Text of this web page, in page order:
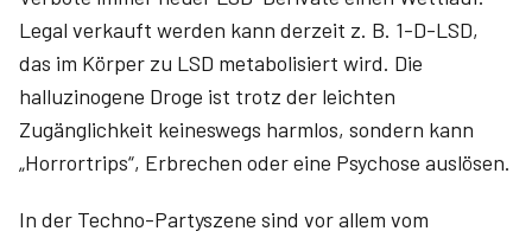
Legal verkauft werden kann derzeit z. B. 1-D-LSD,
das im Körper zu LSD metabolisiert wird. Die
halluzinogene Droge ist trotz der leichten
Zugänglichkeit keineswegs harmlos, sondern kann
„Horrortrips“, Erbrechen oder eine Psychose auslösen.
In der Techno-Partyszene sind vor allem vom